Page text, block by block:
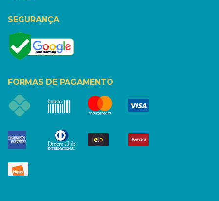
SEGURANÇA
FORMAS DE PAGAMENTO